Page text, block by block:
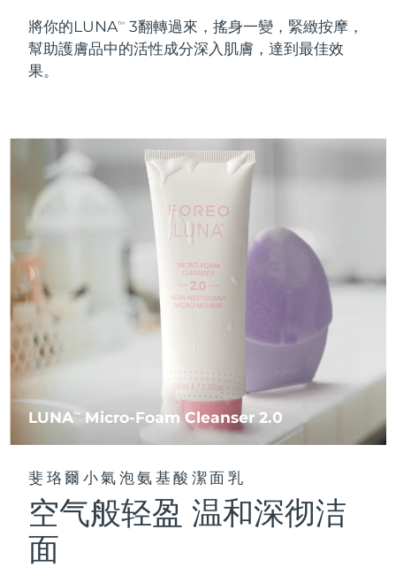
將你的LUNATM
3翻轉過來，搖身一變，緊緻按摩，
幫助護膚品中的活性成分深入肌膚，達到最佳效
果。
LUNATM Micro-Foam Cleanser 2.0
斐珞爾小氣泡氨基酸潔面乳
空气般轻盈 温和深彻洁
面
LUNA™ 4 Plus
Massage, LED heating
For men, anti-aging massage
LUNA™ 4 mini
For young skin, T-zone
LUNA™ 4 go
For travel or gym bag
LUNA™護膚
Premium cleansers & balm
LUNA™ 設備
All facial cleansing devices
BEAR™ 2 go
Microcurrent toning on-the-go
Microcurrent line smoothing device
面部提拉護理
Premium anti-aging skincare
BEAR™ 設備
All premium facelift devices
UFO™ 3 套裝
Near-infrared and red light therapy
device
UFO™ 3 mini
Red light therapy device for young skin
UFO™ 3 go
Portable red light therapy
Rejuvenation & hydration
UFO™ 設備
All deep facial hydration devices
issa™ 4
issa™ 4 plus
Smart hybrid silicone sonic toothbrush
issa™ 4 smile
Hybrid silicone sonic toothbrush
issa™ 4 baby
For ages 0-3
issa™ Teeth Whitening Set
Dual LED + sonic device & 18% PAP gel
ISSA™ 設備
All silicone sonic toothbrushes
FAQ™ 抗老護理
抗老
FAQ™ 101
Clinical anti-aging
FAQ™ 102
Advanced clinical anti-aging
FAQ™ 103
Luxurious clinical anti-aging set
FAQ™ P1 Primer
LED 護理
FAQ™ 201
LED mask
FAQ™ 202
LED mask
FAQ™ 211
Anti-aging neck & décolleté LED mask
FAQ™ 221
生髮
FAQ™ 301
LED hair strengthening scalp massager
FAQ™ Scalp Serum
Scalp recovery probiotic serum
FAQ™護膚品
All FAQ™ skincare
肌膚年輕化
NEW
FAQ™ 501
Full-Spectrum Red Light Therapy
FAQ™ 502
Full-Spectrum Red Light Therapy
FAQ™ Red Light Serum
NEW
脫毛
汶萊 預計送達日期8/14/26
保加利亞
智利 預計送達日期
中國
哥倫比亞 預計送達日期
克羅埃西亞 預計送達日期8/9/26
賽普勒斯 8/10/26
捷克 預計送達日期
丹麥 預計送達日期8/9/26
芬蘭
法國